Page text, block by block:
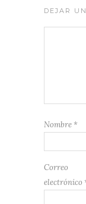
DEJAR
Nombre *
Correo
electrónico